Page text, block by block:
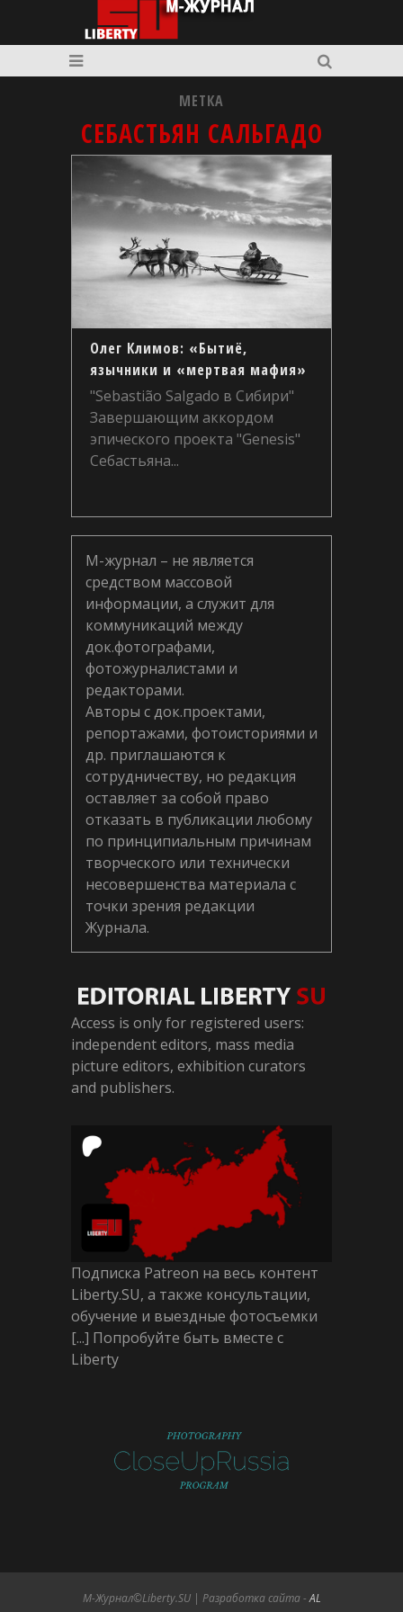
МЕТКА
СЕБАСТЬЯН САЛЬГАДО
Олег Климов: «Бытиё,
язычники и «мертвая мафия»
"Sebastião Salgado в Сибири"
Завершающим аккордом
эпического проекта "Genesis"
Себастьяна...
М-журнал – не является
средством массовой
информации, а служит для
коммуникаций между
док.фотографами,
фотожурналистами и
редакторами.
Авторы с док.проектами,
репортажами, фотоисториями и
др. приглашаются к
сотрудничеству, но редакция
оставляет за собой право
отказать в публикации любому
по принципиальным причинам
творческого или технически
несовершенства материала с
точки зрения редакции
Журнала.
Access is only for registered users:
independent editors, mass media
picture editors, exhibition curators
and publishers.
Подписка Patreon на весь контент
Liberty.SU, а также консультации,
обучение и выездные фотосъемки
[...] Попробуйте быть вместе с
Liberty
М-Журнал©Liberty.SU | Разработка сайта -AL